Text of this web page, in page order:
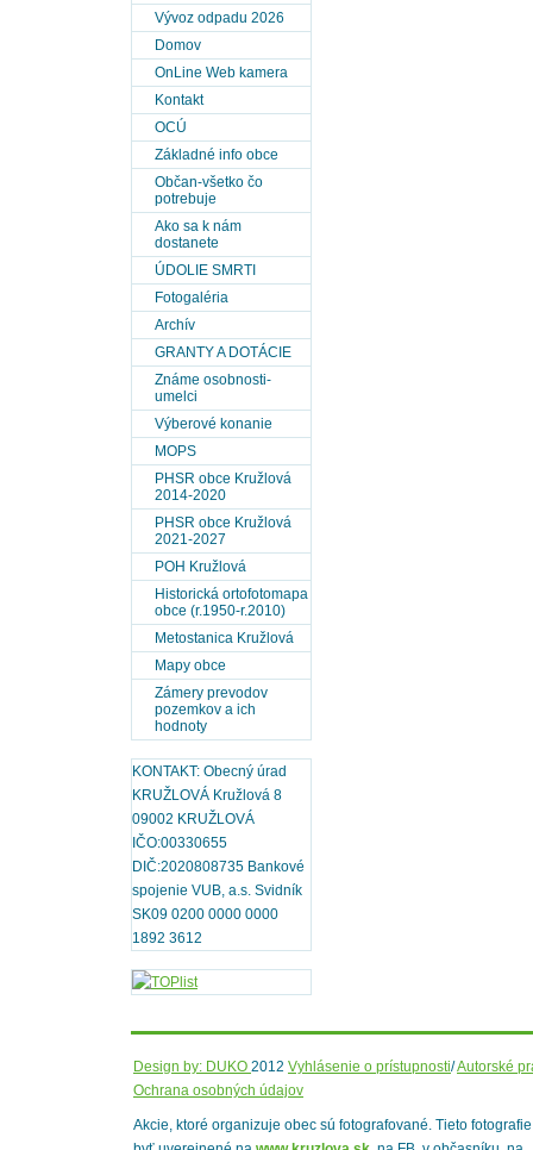
Vývoz odpadu 2026
Domov
OnLine Web kamera
Kontakt
OCÚ
Základné info obce
Občan-všetko čo
potrebuje
Ako sa k nám
dostanete
ÚDOLIE SMRTI
Fotogaléria
Archív
GRANTY A DOTÁCIE
Známe osobnosti-
umelci
Výberové konanie
MOPS
PHSR obce Kružlová
2014-2020
PHSR obce Kružlová
2021-2027
POH Kružlová
Historická ortofotomapa
obce (r.1950-r.2010)
Metostanica Kružlová
Mapy obce
Zámery prevodov
pozemkov a ich
hodnoty
KONTAKT: Obecný úrad
KRUŽLOVÁ Kružlová 8
09002 KRUŽLOVÁ
IČO:00330655
DIČ:2020808735 Bankové
spojenie VUB, a.s. Svidník
SK09 0200 0000 0000
1892 3612
Design by: DUKO 2012 Vyhlásenie o prístupnosti/Autorské
Ochrana osobných údajov
Akcie, ktoré organizuje obec sú fotografované. Tieto